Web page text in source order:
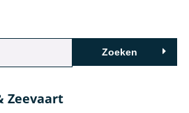
Zoeken
Zeevaart